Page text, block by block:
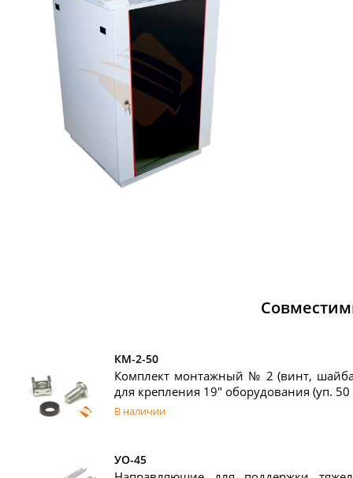
КМ-2-50
Комплект монтажный № 2 (винт,
для крепления 19" оборудования (уп.
В наличии
УО-45